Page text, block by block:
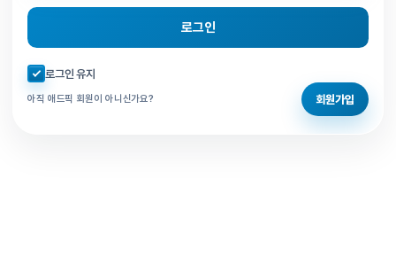
로그인
자동로그인 체크
로그인 유지
아직 애드픽 회원이 아니신가요? 회원가입